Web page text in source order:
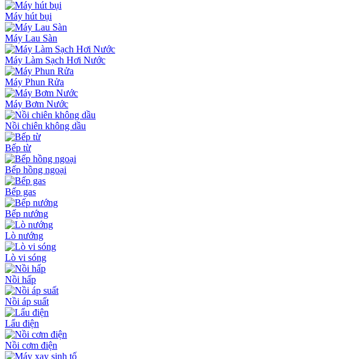
Máy hút bụi
Máy Lau Sàn
Máy Làm Sạch Hơi Nước
Máy Phun Rửa
Máy Bơm Nước
Nồi chiên không dầu
Bếp từ
Bếp hồng ngoại
Bếp gas
Bếp nướng
Lò nướng
Lò vi sóng
Nồi hấp
Nồi áp suất
Lẩu điện
Nồi cơm điện